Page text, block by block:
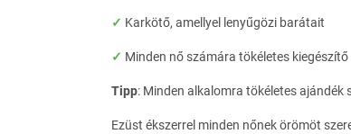
✓ Karkötő, amellyel lenyűgözi barátait
✓ Minden nő számára tökéletes kiegészítő
Tipp: Minden alkalomra tökéletes ajándék
Ezüst ékszerrel minden nőnek örömöt